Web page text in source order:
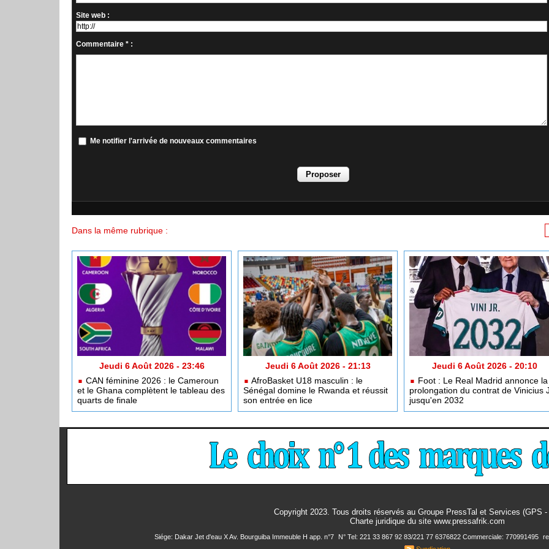
Site web :
Commentaire * :
Me notifier l'arrivée de nouveaux commentaires
Dans la même rubrique :
Jeudi 6 Août 2026 - 23:46
CAN féminine 2026 : le Cameroun
et le Ghana complètent le tableau des
quarts de finale
Jeudi 6 Août 2026 - 21:13
AfroBasket U18 masculin : le
Sénégal domine le Rwanda et réussit
son entrée en lice
Jeudi 6 Août 2026 - 20:10
Foot : Le Real Madrid annonce la
prolongation du contrat de Vinicius
jusqu'en 2032
Copyright 2023. Tous droits réservés au Groupe PressTal et Services (GPS -
Charte juridiquedu site www.pressafrik.com
Siége: Dakar Jet d'eau X Av. Bourguiba Immeuble H app. n°7 N° Tel: 221 33 867 92 83/221 77 6376822 Commerciale: 770991495